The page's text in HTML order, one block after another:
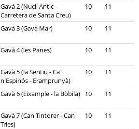
Gavà 2 (Nucli Antic -
Carretera de Santa Creu)
10 11
Gavà 3 (Gavà Mar) 10 11
Gavà 4 (les Panes) 10 11
Gavà 5 (la Sentiu - Ca
n'Espinós - Eramprunyà)
10 11
Gavà 6 (Eixample - la Bòbila) 10 11
Gavà 7 (Can Tintorer - Can
Tries)
10 11